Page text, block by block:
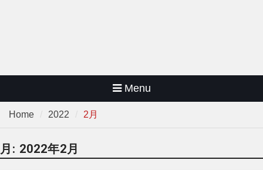
Menu
Home 2022 2月
月: 2022年2月